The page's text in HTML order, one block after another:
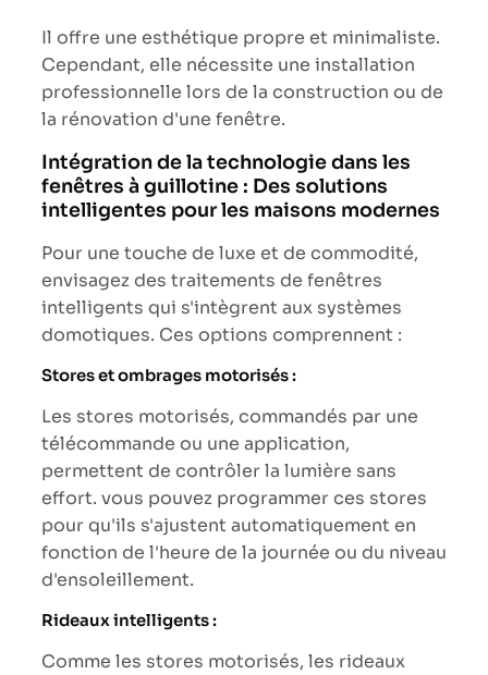
Il offre une esthétique propre et minimaliste.
Cependant, elle nécessite une installation
professionnelle lors de la construction ou de
la rénovation d'une fenêtre.
Intégration de la technologie dans les
fenêtres à guillotine : Des solutions
intelligentes pour les maisons modernes
Pour une touche de luxe et de commodité,
envisagez des traitements de fenêtres
intelligents qui s'intègrent aux systèmes
domotiques. Ces options comprennent :
Stores et ombrages motorisés :
Les stores motorisés, commandés par une
télécommande ou une application,
permettent de contrôler la lumière sans
effort. vous pouvez programmer ces stores
pour qu'ils s'ajustent automatiquement en
fonction de l'heure de la journée ou du niveau
d'ensoleillement.
Rideaux intelligents :
Comme les stores motorisés, les rideaux